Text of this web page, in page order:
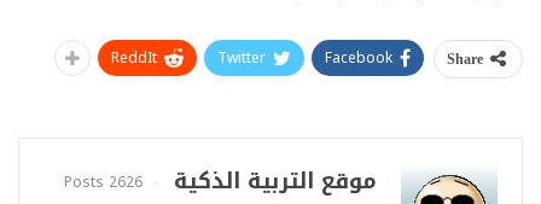
Share
Facebook
Twitter
ReddIt
موقع التربية الذكية
2626 Posts